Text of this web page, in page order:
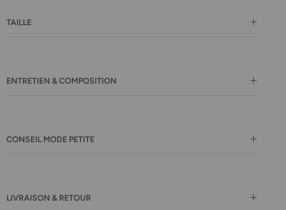
TAILLE
ENTRETIEN & COMPOSITION
CONSEIL MODE PETITE
LIVRAISON & RETOUR